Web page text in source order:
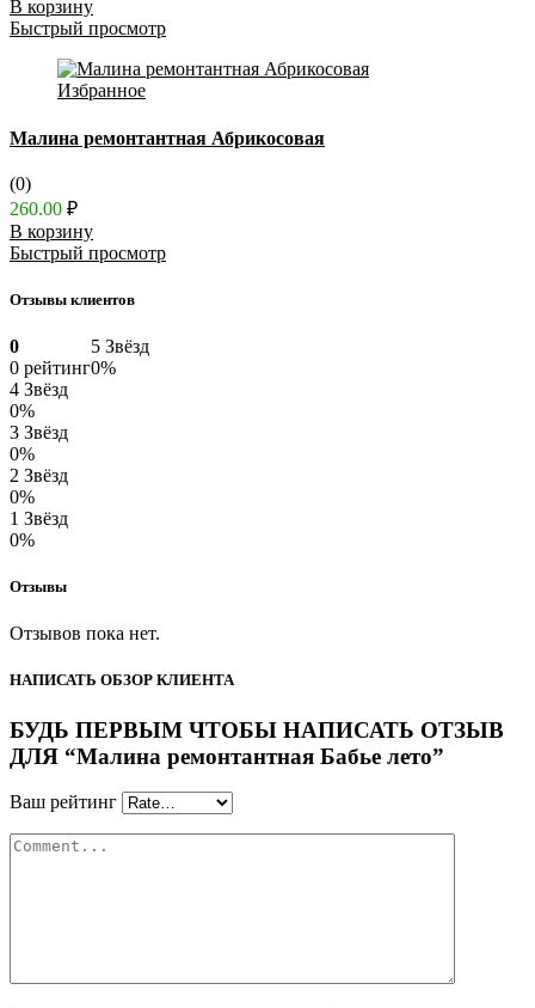
В корзину
Быстрый просмотр
Избранное
Малина ремонтантная Абрикосовая
(0)
260.00 ₽
В корзину
Быстрый просмотр
Отзывы клиентов
0
0 рейтинг
5 Звёзд
0%
4 Звёзд
0%
3 Звёзд
0%
2 Звёзд
0%
1 Звёзд
0%
Отзывы
Отзывов пока нет.
НАПИСАТЬ ОБЗОР КЛИЕНТА
БУДЬ ПЕРВЫМ ЧТОБЫ НАПИСАТЬ ОТЗЫВ
ДЛЯ “Малина ремонтантная Бабье лето”
Ваш рейтинг